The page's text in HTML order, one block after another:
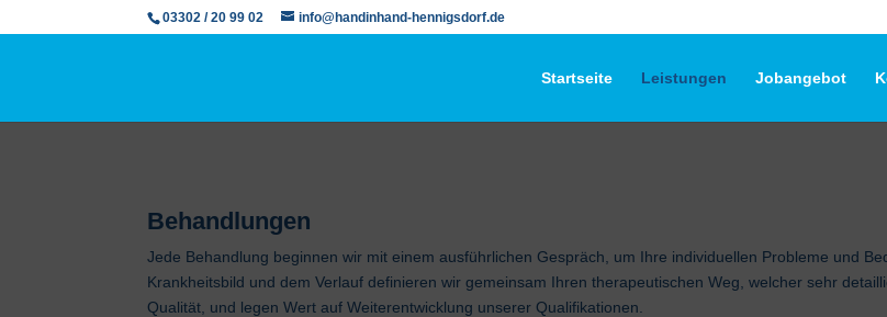
03302 / 20 99 02 info@handinhand-hennigsdorf.de
Startseite Leistungen Jobangebot
Behandlungen
Jede Behandlung beginnen wir mit einem ausführlichen Gespräch, um Ihre individuellen Probleme und
Krankheitsbild und dem Verlauf definieren wir gemeinsam Ihren therapeutischen Weg, welcher sehr
Qualität, und legen Wert auf Weiterentwicklung unserer Qualifikationen.